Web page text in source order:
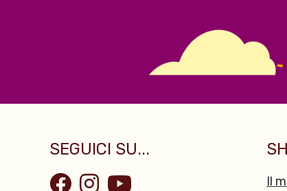
SEGUICI SU...
Il